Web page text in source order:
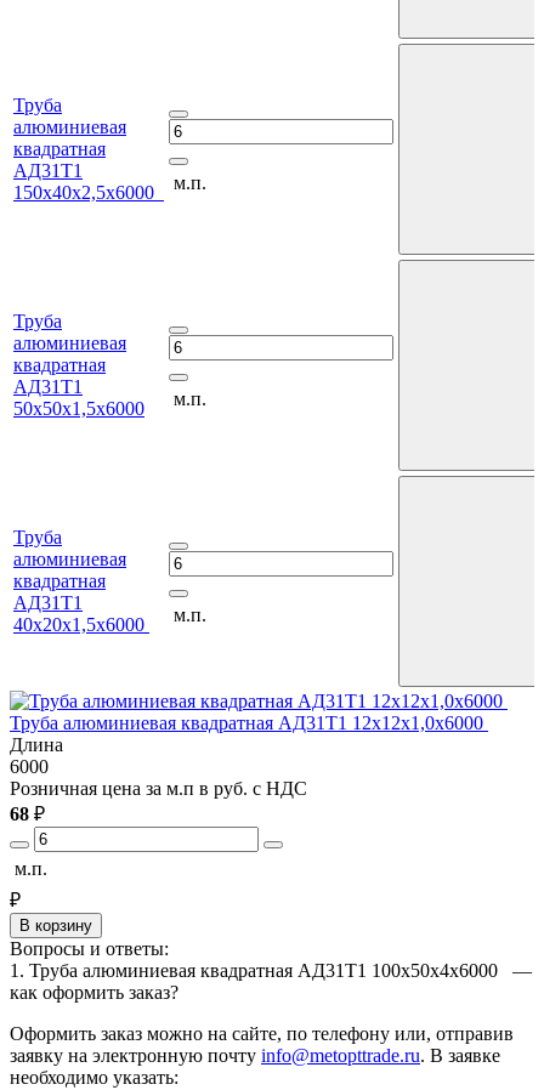
Труба
алюминиевая
квадратная
АД31Т1
150х40х2,5х6000
м.п.
Труба
алюминиевая
квадратная
АД31Т1
50х50х1,5х6000
м.п.
Труба
алюминиевая
квадратная
АД31Т1
40х20х1,5х6000
м.п.
Труба алюминиевая квадратная АД31Т1 12х12х1,0х6000
Длина
6000
Розничная цена за м.п в руб. с НДС
68 ₽
м.п.
₽
В корзину
Вопросы и ответы:
1. Труба алюминиевая квадратная АД31Т1 100х50х4х6000 —
как оформить заказ?
Оформить заказ можно на сайте, по телефону или, отправив
заявку на электронную почту info@metopttrade.ru. В заявке
необходимо указать: